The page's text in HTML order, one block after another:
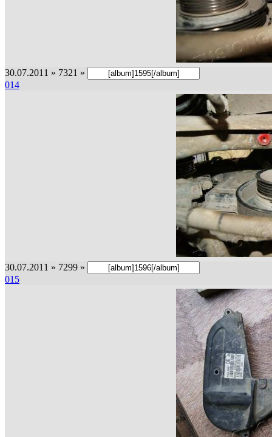
30.07.2011 » 7321 »
014
30.07.2011 » 7299 »
015